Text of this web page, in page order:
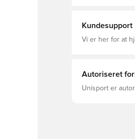
Kundesupport
Vi er her for at
Autoriseret
Unisport er